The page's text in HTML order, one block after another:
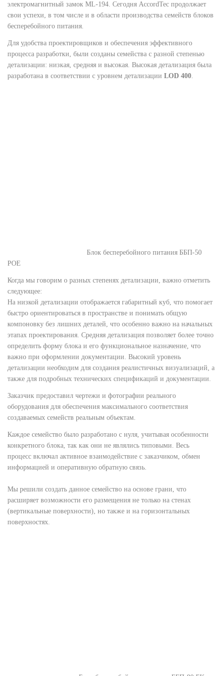
электромагнитный замок ML-194. Сегодня AccordTec продолжает
свои успехи, в том числе и в области производства семейств блоков
бесперебойного питания.
Для удобства проектировщиков и обеспечения эффективного
процесса разработки, были созданы семейства с разной степенью
детализации: низкая, средняя и высокая. Высокая детализация была
разработана в соответствии с уровнем детализации LOD 400.
Блок бесперебойного питания ББП-50
РОЕ
Когда мы говорим о разных степенях детализации, важно отметить
следующее:
На низкой детализации отображается габаритный куб, что помогает
быстро ориентироваться в пространстве и понимать общую
компоновку без лишних деталей, что особенно важно на начальных
этапах проектирования. Средняя детализация позволяет более точно
определить форму блока и его функциональное назначение, что
важно при оформлении документации. Высокий уровень
детализации необходим для создания реалистичных визуализаций, а
также для подробных технических спецификаций и документации.
Заказчик предоставил чертежи и фотографии реального
оборудования для обеспечения максимального соответствия
создаваемых семейств реальным объектам.
Каждое семейство было разработано с нуля, учитывая особенности
конкретного блока, так как они не являлись типовыми. Весь
процесс включал активное взаимодействие с заказчиком, обмен
информацией и оперативную обратную связь.
Мы решили создать данное семейство на основе грани, что
расширяет возможности его размещения не только на стенах
(вертикальные поверхности), но также и на горизонтальных
поверхностях.